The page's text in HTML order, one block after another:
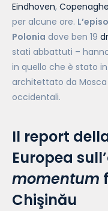
Eindhoven,
per alcune ore.
Polonia dove ben 19
stati abbattuti –
in quello che è stato
architettato da Mosca
occidentali.
Il report
Europea
momentum
Chişinău